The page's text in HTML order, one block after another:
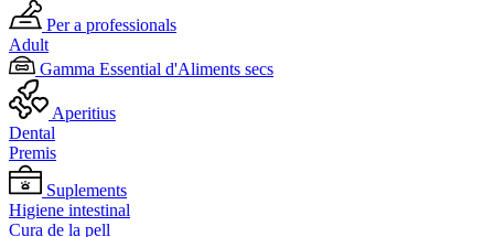
Per a professionals
Adult
Gamma Essential d'Aliments secs
Aperitius
Dental
Premis
Suplements
Higiene intestinal
Cura de la pell